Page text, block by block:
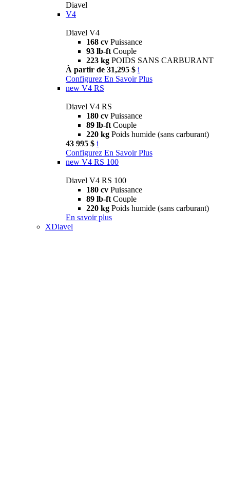
Diavel
V4
Diavel V4
168 cv Puissance
93 lb-ft Couple
223 kg POIDS SANS CARBURANT
À partir de 31,295 $ i
Configurez En Savoir Plus
new V4 RS
Diavel V4 RS
180 cv Puissance
89 lb-ft Couple
220 kg Poids humide (sans carburant)
43 995 $ i
Configurez En Savoir Plus
new V4 RS 100
Diavel V4 RS 100
180 cv Puissance
89 lb-ft Couple
220 kg Poids humide (sans carburant)
En savoir plus
XDiavel